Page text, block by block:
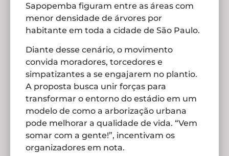
Sapopemba figuram entre as áreas com
menor densidade de árvores por
habitante em toda a cidade de São Paulo.
Diante desse cenário, o movimento
convida moradores, torcedores e
simpatizantes a se engajarem no plantio.
A proposta busca unir forças para
transformar o entorno do estádio em um
modelo de como a arborização urbana
pode melhorar a qualidade de vida. “Vem
somar com a gente!”, incentivam os
organizadores em nota.